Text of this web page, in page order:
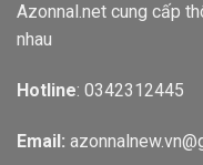
Azonnal.net cung cấp
nhau
Hotline: 0342312445
Email: